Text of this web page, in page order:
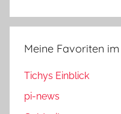
Meine Favoriten
Tichys Einblick
pi-news